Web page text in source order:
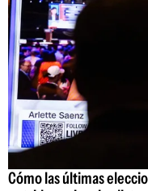
Cómo las últimas